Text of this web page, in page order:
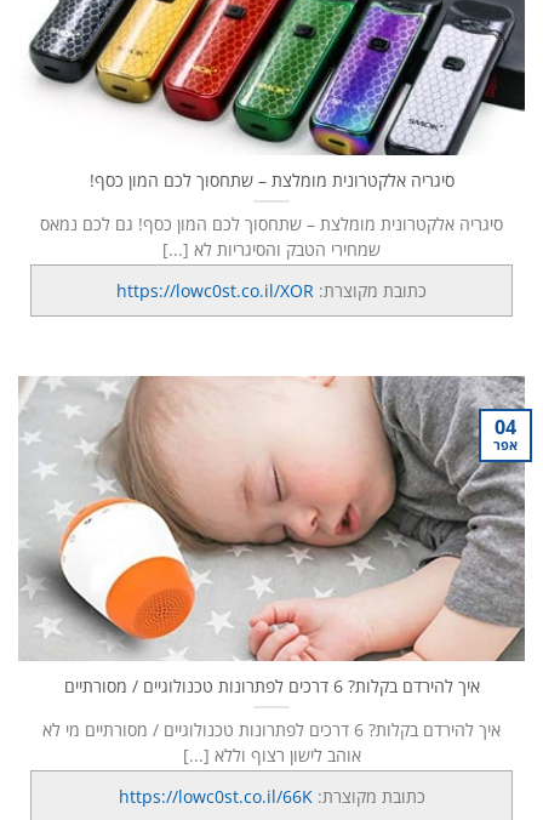
סיגריה אלקטרונית מומלצת – שתחסוך לכם המון כסף!
סיגריה אלקטרונית מומלצת – שתחסוך לכם המון כסף! גם לכם נמאס
שמחירי הטבק והסיגריות לא [...]
כתובת מקוצרת: https://lowc0st.co.il/XOR
איך להירדם בקלות? 6 דרכים לפתרונות טכנולוגיים / מסורתיים
איך להירדם בקלות? 6 דרכים לפתרונות טכנולוגיים / מסורתיים מי לא
אוהב לישון רצוף וללא [...]
כתובת מקוצרת: https://lowc0st.co.il/66K
04
אפר